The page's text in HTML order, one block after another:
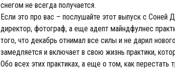
снегом не всегда получается.
Если это про вас – послушайте этот выпуск с Соней
директор, фотограф, а еще адепт майндфулнес
того, что декабрь отнимал все силы и не дарил
замедляется и включает в свою жизнь практики,
Обо всех этих практиках, а еще о том, как